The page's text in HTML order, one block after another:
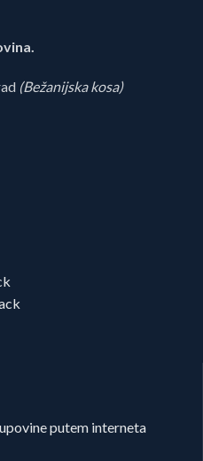
(Bežanijska kosa)
putem interneta